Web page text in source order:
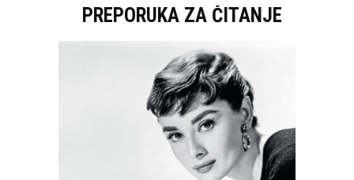
PREPORUKA ZA ČITANJE